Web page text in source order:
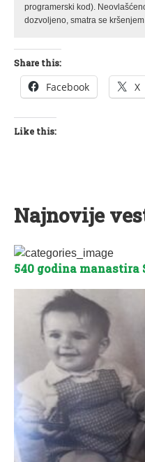
programerski kod).
dozvoljeno, smatra se
Share this:
Facebook X
Like this:
Najnovije
540 godina manastira